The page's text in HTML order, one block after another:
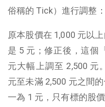
俗稱的 Tick）進行調整：
原本股價在 1,000 元以
是 5 元；修正後，這個
元大幅上調至 2,500 元
元至未滿 2,500 元之間
一為 1 元，只有標的股